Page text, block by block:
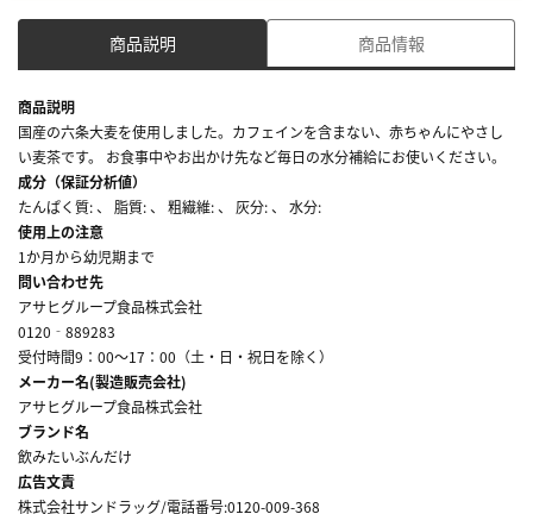
商品説明 商品情報
商品説明
国産の六条大麦を使用しました。カフェインを含まない、赤ちゃんにやさし
い麦茶です。 お食事中やお出かけ先など毎日の水分補給にお使いください。
成分（保証分析値）
たんぱく質: 、 脂質: 、 粗繊維: 、 灰分: 、 水分:
使用上の注意
1か月から幼児期まで
問い合わせ先
アサヒグループ食品株式会社
0120‐889283
受付時間9：00～17：00（土・日・祝日を除く）
メーカー名(製造販売会社)
アサヒグループ食品株式会社
ブランド名
飲みたいぶんだけ
広告文責
株式会社サンドラッグ/電話番号:0120-009-368